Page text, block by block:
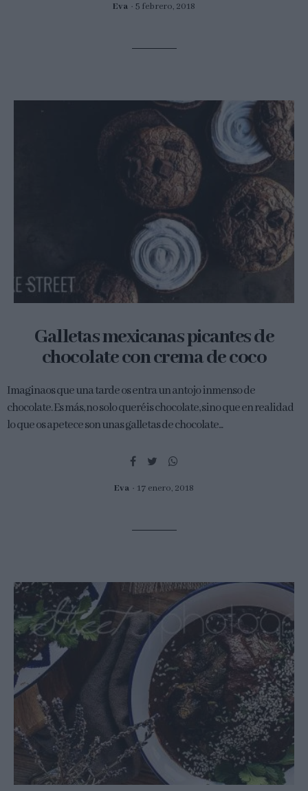
Eva 5 febrero, 2018
Galletas mexicanas picantes de
chocolate con crema de coco
Imaginaos que una tarde os entra un antojo inmenso de
chocolate. Es más, no solo queréis chocolate, sino que en realidad
lo que os apetece son unas galletas de chocolate...
Eva 17 enero, 2018